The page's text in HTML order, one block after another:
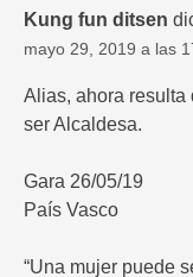
Kung fun ditsen
mayo 29, 2019 a las
Alias, ahora resulta
ser Alcaldesa.
Gara 26/05/19
País Vasco
“Una mujer puede